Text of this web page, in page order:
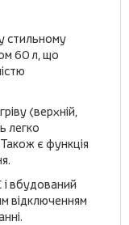
стильному
60 л, що
(верхній,
легко
є функція
вбудований
відключенням